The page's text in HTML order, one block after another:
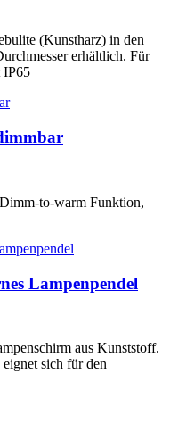
(Kunstharz) in den
erhältlich. Für
IP65
to-warm Funktion,
Lampenpendel
aus Kunststoff.
sich für den